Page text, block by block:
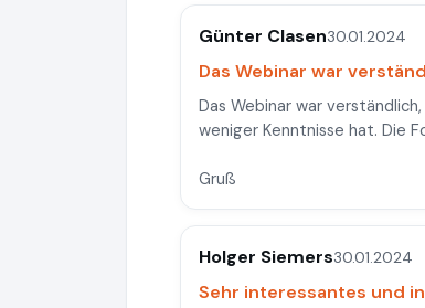
Günter Clasen30.01.2024
Das Webinar war
Das Webinar war
weniger Kenntnisse hat. Die
Gruß
Holger Siemers30.01.2024
Sehr interessantes und